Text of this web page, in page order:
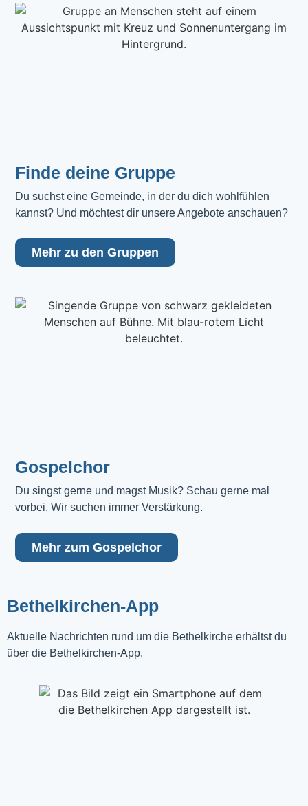
Finde deine Gruppe
Du suchst eine Gemeinde, in der du dich wohlfühlen
kannst? Und möchtest dir unsere Angebote anschauen?
Mehr zu den Gruppen
Gospelchor
Du singst gerne und magst Musik? Schau gerne mal
vorbei. Wir suchen immer Verstärkung.
Mehr zum Gospelchor
Bethelkirchen-App
Aktuelle Nachrichten rund um die Bethelkirche erhältst du
über die Bethelkirchen-App.